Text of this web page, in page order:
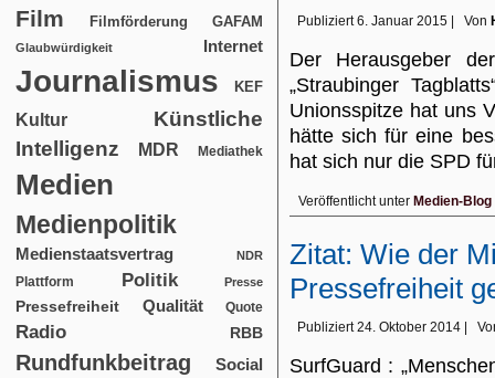
Film Filmförderung GAFAM
Glaubwürdigkeit Internet
Journalismus KEF
Kultur
Künstliche
Intelligenz
MDR Mediathek
Medien
Medienpolitik
Medienstaatsvertrag NDR
Plattform Politik Presse
Pressefreiheit Qualität Quote
Radio RBB
Rundfunkbeitrag
Social
Publiziert 6. Januar 2015 Von
Der Herausgeber
„Straubinger
Unionsspitze hat uns
hätte sich für eine
hat sich nur die SPD
Veröffentlicht unter Medien-Blog
Zitat: Wie der
Pressefreiheit
Publiziert 24. Oktober 2014
SurfGuard :